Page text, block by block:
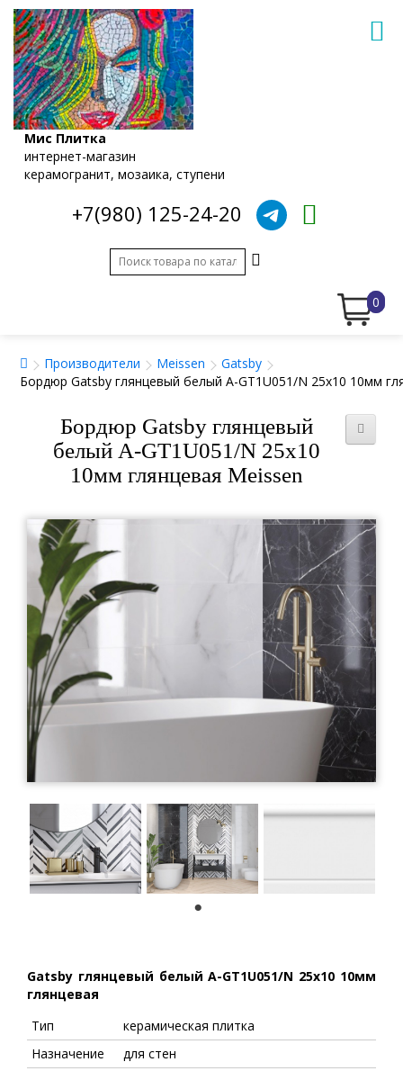
Мис Плитка
интернет-магазин
керамогранит, мозаика, ступени
+7(980) 125-24-20
0
Производители Meissen
Gatsby
Бордюр Gatsby глянцевый белый A-GT1U051/N 25x10 10мм
Бордюр Gatsby глянцевый
белый A-GT1U051/N 25x10
10мм глянцевая Meissen
Gatsby глянцевый белый A-GT1U051/N 25x10 10мм
глянцевая
Тип
керамическая плитка
Назначение
для стен